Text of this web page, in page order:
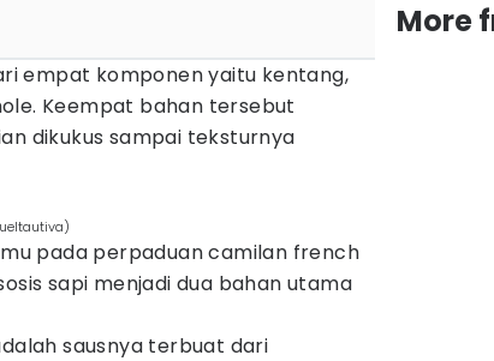
empat komponen yaitu kentang,
Keempat bahan tersebut
dikukus sampai teksturnya
pada perpaduan camilan french
sapi menjadi dua bahan utama
sausnya terbuat dari
More